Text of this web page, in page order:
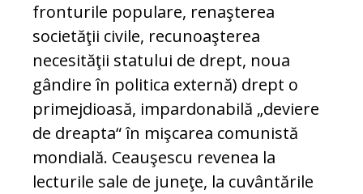
fronturile populare, renaşterea
societăţii civile, recunoaşterea
necesităţii statului de drept, noua
gândire în politica externă) drept o
primejdioasă, impardonabilă „deviere
de dreapta“ în mişcarea comunistă
mondială. Ceauşescu revenea la
lecturile sale de juneţe, la cuvântările